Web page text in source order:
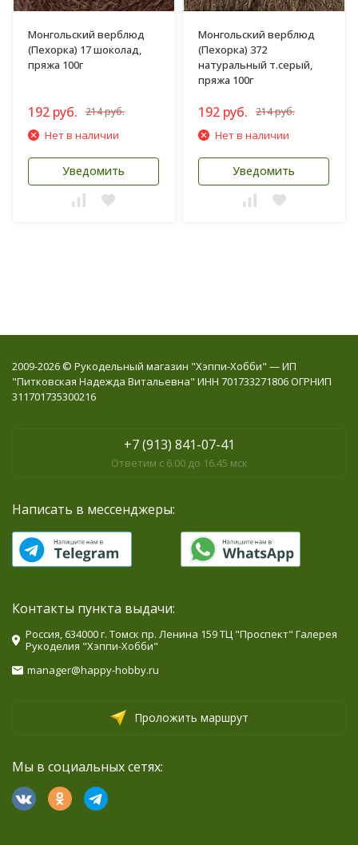
Монгольский верблюд
(Пехорка) 17 шоколад,
пряжа 100г
192 руб. 214 руб.
Нет в наличии
Уведомить
Монгольский верблюд
(Пехорка) 372
натуральный т.серый,
пряжа 100г
192 руб. 214 руб.
Нет в наличии
Уведомить
2009-2026 © Рукодельный магазин "Хэппи-Хобби" — ИП
"Питковская Надежда Витальевна" ИНН 701733271806 ОГРНИП
311701735300216
+7 (913) 841-07-41
Ответим с 6.00 до 16.45 мск
Написать в мессенджеры:
Контакты пункта выдачи:
Россия, 634000 г. Томск пр. Ленина 159 ТЦ "Проспект" Галерея
Рукоделия "Хэппи-Хобби"
manager@happy-hobby.ru
Проложить маршрут
Мы в социальных сетях: